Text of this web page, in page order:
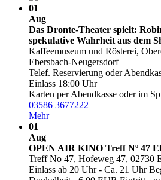
01
Aug
Das Dronte-Theater spielt:
spekulative Wahrheit aus dem
Kaffeemuseum und Rösterei,
Ebersbach-Neugersdorf
Telef. Reservierung oder
Einlass 18:00 Uhr
Karten per Abendkasse oder im
03586 3677222
Mehr
01
Aug
OPEN AIR KINO Treff Nº 47
Treff No 47, Hofeweg 47, 02730
Einlass ab 20 Uhr - Ca. 21 Uhr